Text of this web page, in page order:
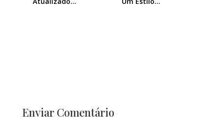
Enviar Comentário